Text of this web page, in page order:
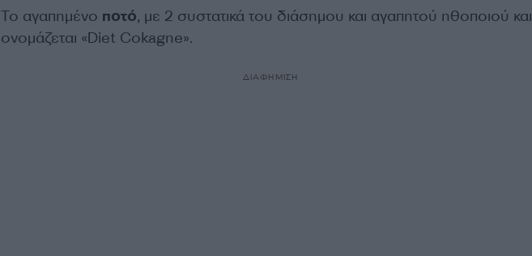
Το αγαπημένο ποτό, με 2 συστατικά του διάσημου και αγαπητού ηθοποιού και
ονομάζεται «Diet Cokagne».
ΔΙΑΦΗΜΙΣΗ